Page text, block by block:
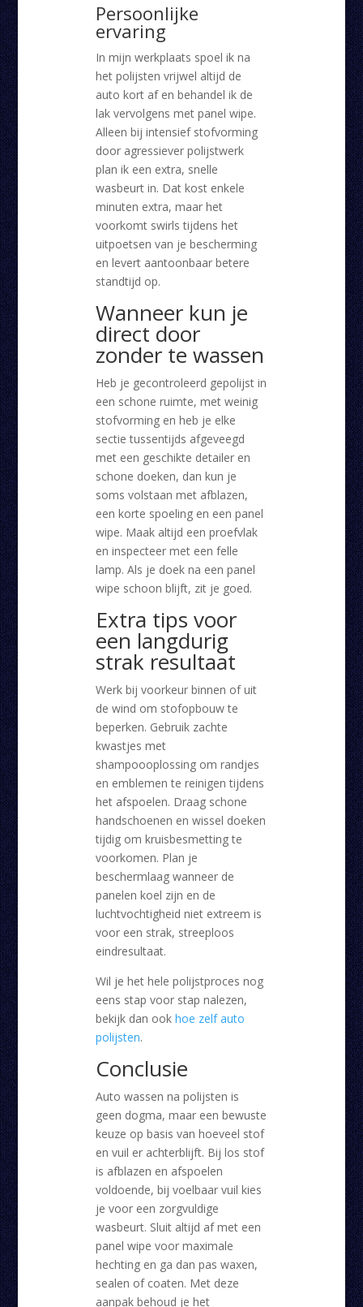
Persoonlijke
ervaring
In mijn werkplaats spoel ik na
het polijsten vrijwel altijd de
auto kort af en behandel ik de
lak vervolgens met panel wipe.
Alleen bij intensief stofvorming
door agressiever polijstwerk
plan ik een extra, snelle
wasbeurt in. Dat kost enkele
minuten extra, maar het
voorkomt swirls tijdens het
uitpoetsen van je bescherming
en levert aantoonbaar betere
standtijd op.
Wanneer kun je
direct door
zonder te wassen
Heb je gecontroleerd gepolijst in
een schone ruimte, met weinig
stofvorming en heb je elke
sectie tussentijds afgeveegd
met een geschikte detailer en
schone doeken, dan kun je
soms volstaan met afblazen,
een korte spoeling en een panel
wipe. Maak altijd een proefvlak
en inspecteer met een felle
lamp. Als je doek na een panel
wipe schoon blijft, zit je goed.
Extra tips voor
een langdurig
strak resultaat
Werk bij voorkeur binnen of uit
de wind om stofopbouw te
beperken. Gebruik zachte
kwastjes met
shampoooplossing om randjes
en emblemen te reinigen tijdens
het afspoelen. Draag schone
handschoenen en wissel doeken
tijdig om kruisbesmetting te
voorkomen. Plan je
beschermlaag wanneer de
panelen koel zijn en de
luchtvochtigheid niet extreem is
voor een strak, streeploos
eindresultaat.
Wil je het hele polijstproces nog
eens stap voor stap nalezen,
bekijk dan ook hoe zelf auto
polijsten.
Conclusie
Auto wassen na polijsten is
geen dogma, maar een bewuste
keuze op basis van hoeveel stof
en vuil er achterblijft. Bij los stof
is afblazen en afspoelen
voldoende, bij voelbaar vuil kies
je voor een zorgvuldige
wasbeurt. Sluit altijd af met een
panel wipe voor maximale
hechting en ga dan pas waxen,
sealen of coaten. Met deze
aanpak behoud je het